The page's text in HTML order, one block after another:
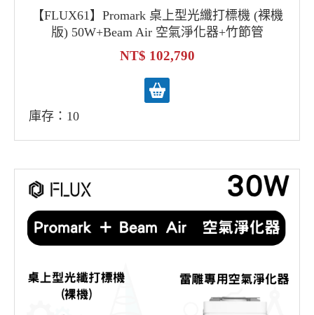
【FLUX61】Promark 桌上型光纖打標機 (裸機
版) 50W+Beam Air 空氣淨化器+竹節管
102,790
庫存：10